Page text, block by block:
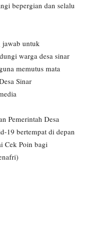
bepergian dan selalu
jawab untuk
warga desa sinar
memutus mata
Sinar
Pemerintah Desa
19 bertempat di depan
Cek Poin bagi